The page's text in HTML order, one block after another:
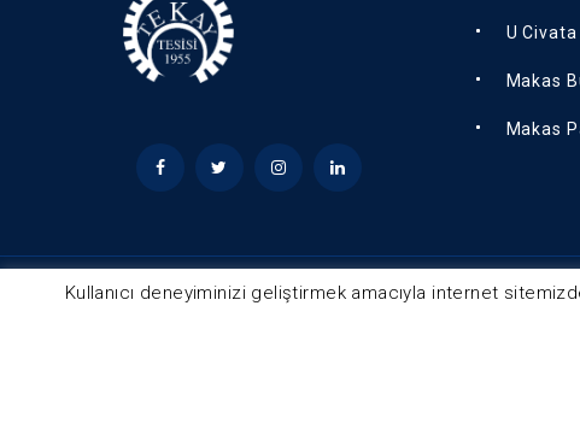
U Civata
Makas
Makas
© 2025 - Tekay Tüm Hakları Saklıdır
Kullanıcı deneyiminizi geliştirmek amacıyla internet